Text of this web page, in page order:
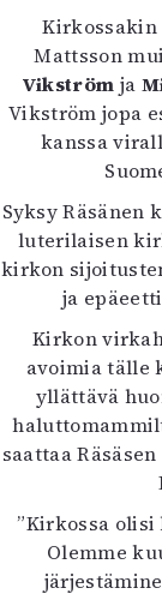
Kirkossakin
Mattsson
Vikström ja
Vikström jopa
kanssa
Syksy Räsänen
luterilaisen
kirkon
ja
Kirkon
avoimia tälle
yllättävä
saattaa
”Kirkossa
Olemme